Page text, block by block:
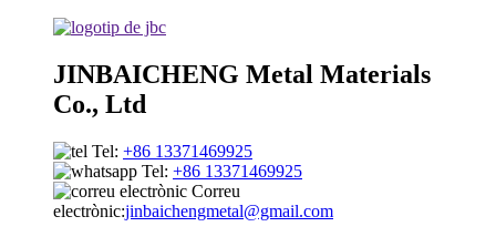
JINBAICHENG Metal Materials
Co., Ltd
Tel: +86 13371469925
Tel: +86 13371469925
Correu
electrònic:jinbaichengmetal@gmail.com